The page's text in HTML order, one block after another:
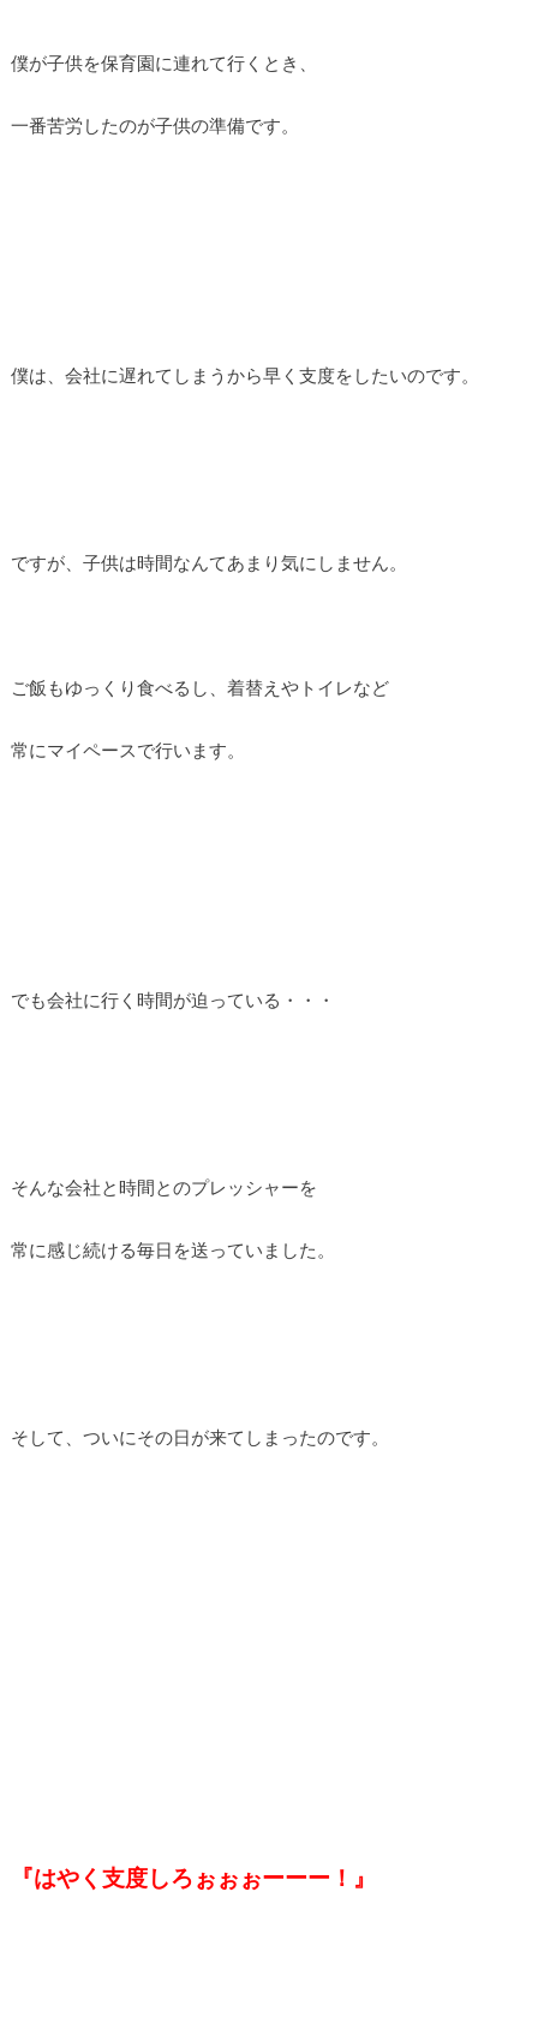
僕が子供を保育園に連れて行くとき、
一番苦労したのが子供の準備です。
僕は、会社に遅れてしまうから早く支度をしたいのです。
ですが、子供は時間なんてあまり気にしません。
ご飯もゆっくり食べるし、着替えやトイレなど
常にマイペースで行います。
でも会社に行く時間が迫っている・・・
そんな会社と時間とのプレッシャーを
常に感じ続ける毎日を送っていました。
そして、ついにその日が来てしまったのです。
『はやく支度しろぉぉぉーーー！』